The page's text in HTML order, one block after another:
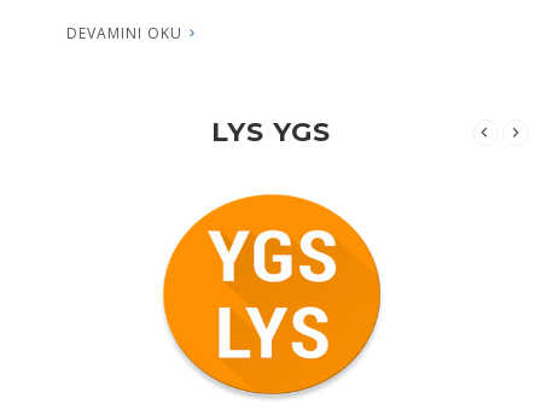
DEVAMINI OKU
LYS YGS